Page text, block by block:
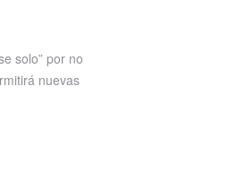
solo” por no
nuevas